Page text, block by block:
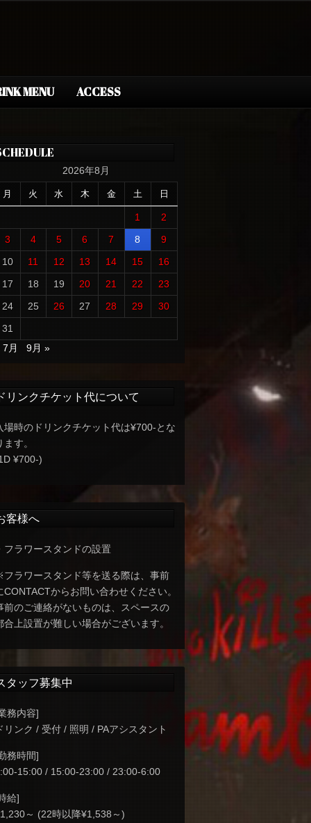
MENU ACCESS
2026年8月
月 火 水 木 金 土 日
1
2
3
4 5 6 7 8
9
10
11 12 13 14 15
16
17
18 19 20 21 22
23
24
25 26 27 28 29
30
31
7月
9月 »
リンクチケット代について
場時のドリンクチケット代は¥700-とな
ます。
¥700-)
客様へ
フラワースタンドの設置
ラワースタンド等を送る際は、事前
CONTACTからお問い合わせください。
前のご連絡がないものは、スペースの
合上設置が難しい場合がございます。
タッフ募集中
務内容]
リンク / 受付 / 照明 / PAアシスタント
務時間]
15:00 / 15:00-23:00 / 23:00-6:00
給]
～ (22時以降¥1,538～)